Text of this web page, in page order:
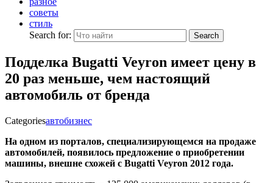
советы
стиль
Search for:
Search
Подделка Bugatti Veyron имеет цену в
20 раз меньше, чем настоящий
автомобиль от бренда
Categoriesавтобизнес
На одном из порталов, специализирующемся на продаже
автомобилей, появилось предложение о приобретении
машины, внешне схожей с Bugatti Veyron 2012 года.